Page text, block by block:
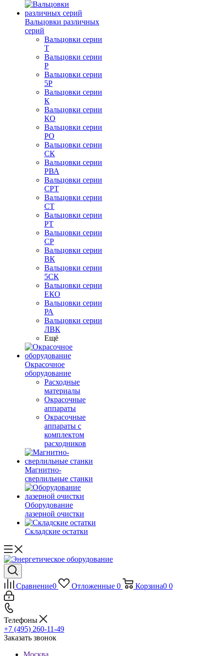
Вальцовки различных
серий
Вальцовки серии
Т
Вальцовки серии
Р
Вальцовки серии
5Р
Вальцовки серии
К
Вальцовки серии
КО
Вальцовки серии
РО
Вальцовки серии
СК
Вальцовки серии
РВА
Вальцовки серии
СРТ
Вальцовки серии
СТ
Вальцовки серии
РТ
Вальцовки серии
СР
Вальцовки серии
ВК
Вальцовки серии
5СК
Вальцовки серии
ЕКО
Вальцовки серии
РА
Вальцовки серии
ЛВК
Ещё
Окрасочное
оборудование
Расходные
материалы
Окрасочные
аппараты
Окрасочные
аппараты с
комплектом
расходников
Магнитно-
сверлильные станки
Оборудование
лазерной очистки
Складские остатки
Сравнение0 Отложенные 0 Корзина0 0
Телефоны
+7 (495) 260-11-49
Заказать звонок
Москва